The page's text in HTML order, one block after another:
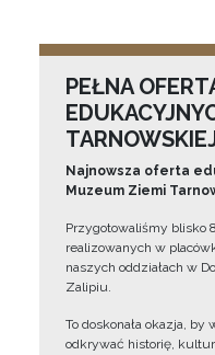
PEŁNA
Najnowsza oferta
Muzeum Ziemi
Przygotowaliśmy blisko
realizowanych w
naszych oddziałach w
Zalipiu.
To doskonała okazja,
odkrywać historię,